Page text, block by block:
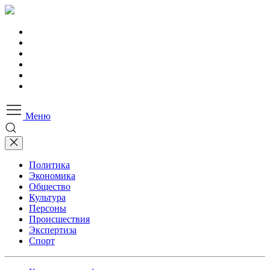
Меню
Политика
Экономика
Общество
Культура
Персоны
Происшествия
Экспертиза
Спорт